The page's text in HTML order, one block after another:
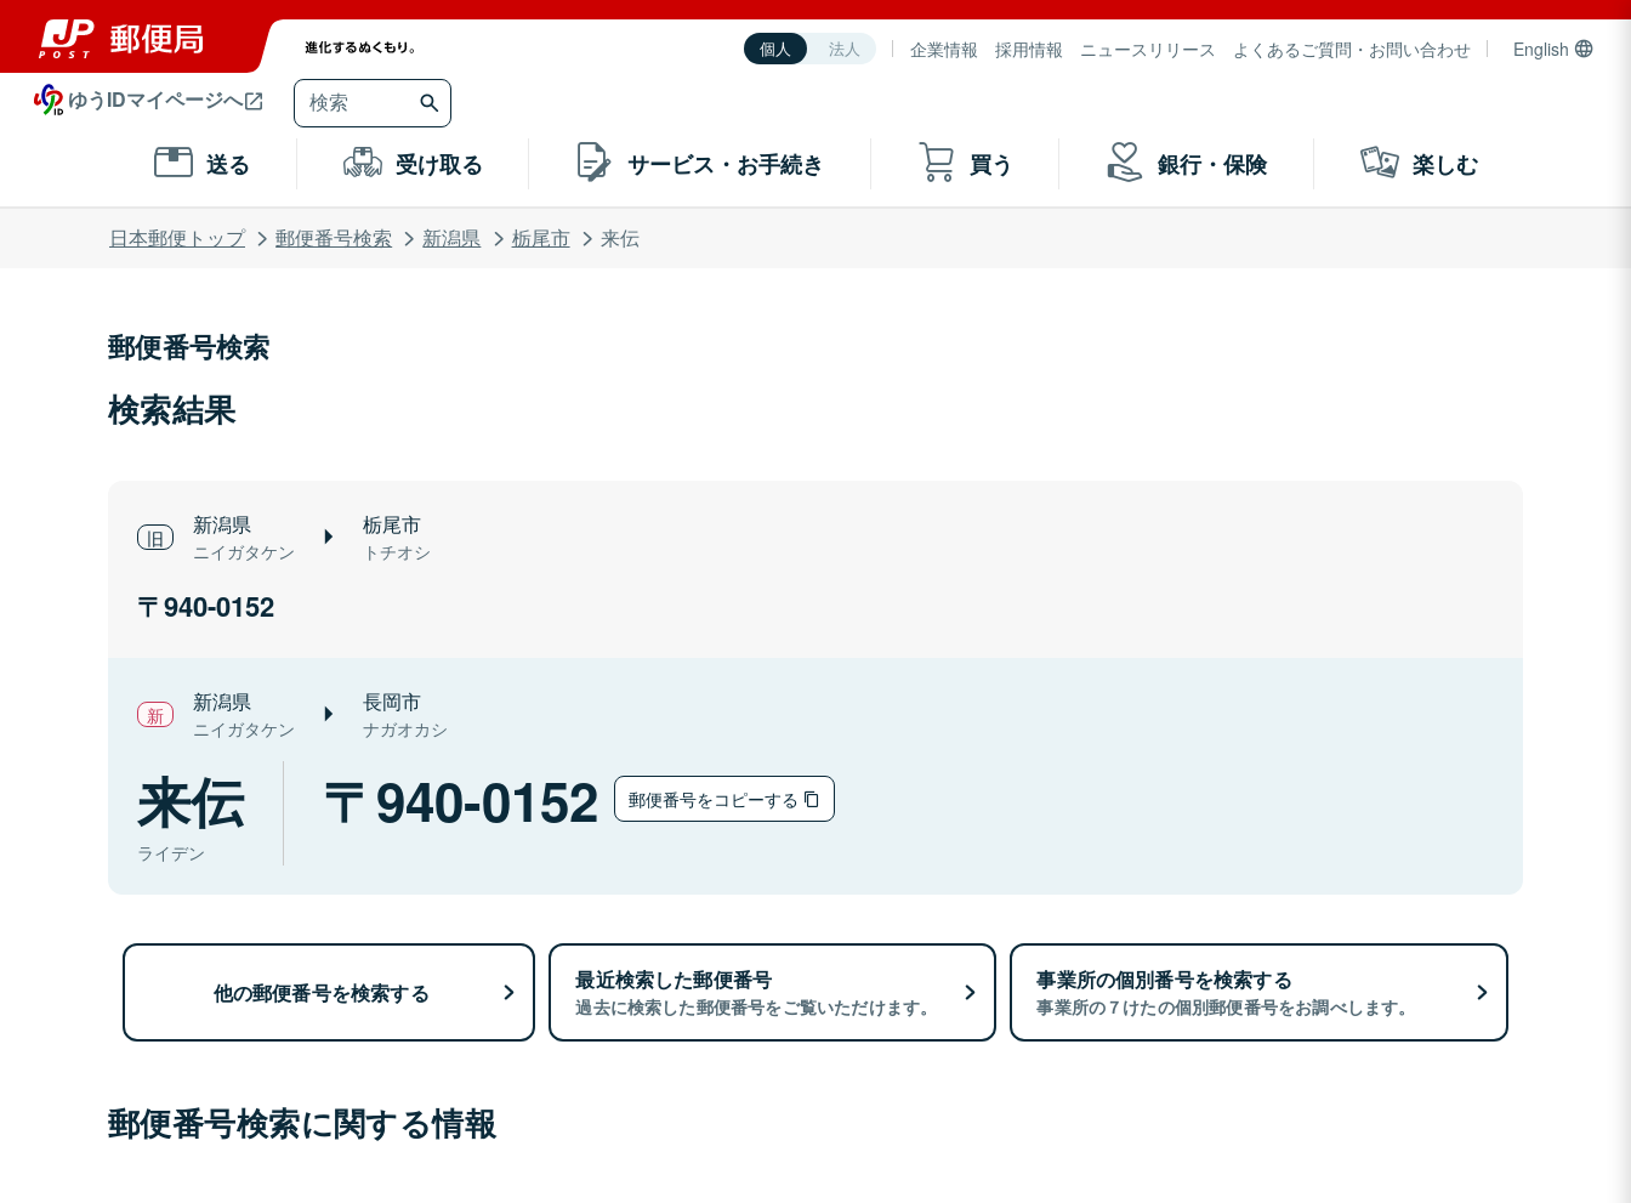
個人 法人 企業情報 採用情報 ニュースリリース よくあるご質問・お問い合わせ English
ゆうIDマイページへ
送る 受け取る サービス・お手続き 買う 銀行・保険 楽しむ
日本郵便トップ 郵便番号検索 新潟県 栃尾市 来伝
郵便番号検索
検索結果
新潟県
ニイガタケン
栃尾市
トチオシ
940-0152
新潟県
ニイガタケン
長岡市
ナガオカシ
来伝
ライデン
940-0152 郵便番号をコピーする
他の郵便番号を検索する 最近検索した郵便番号
過去に検索した郵便番号をご覧いただけます。
事業所の個別番号を検索する
事業所の７けたの個別郵便番号をお調べします。
郵便番号検索に関する情報